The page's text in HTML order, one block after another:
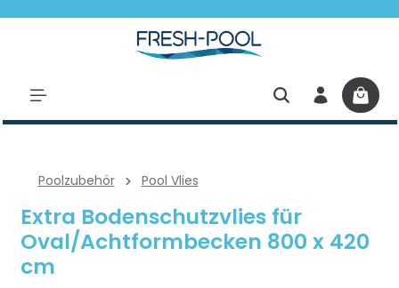
Poolzubehör Pool Vlies
Extra Bodenschutzvlies für
Oval/Achtformbecken 800 x 420
cm